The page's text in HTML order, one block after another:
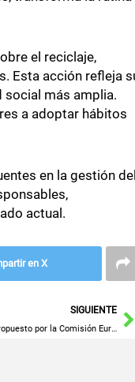
el reciclaje,
Esta acción refleja
más amplia.
a adoptar hábitos
en la gestión del
actual.
en X
SIGUIENTE
Maestre denuncia recorte del 15-25% en la PAC propuesto por la Comisión Europea con el «silencio cómplice» del PP, según el PSOE de Castilla-La Mancha